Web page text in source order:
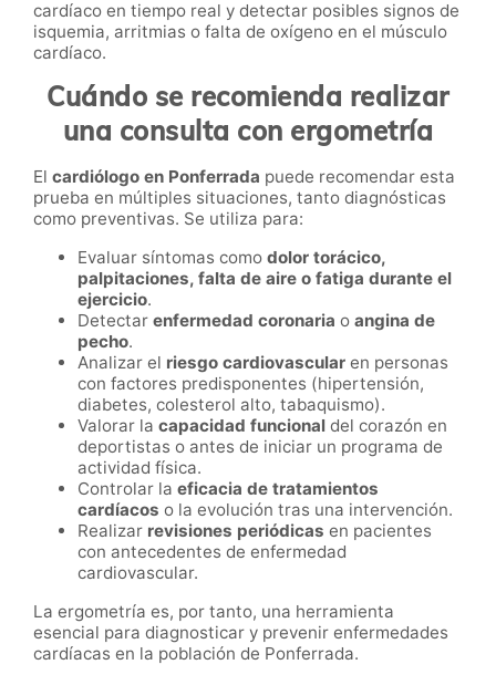
cardíaco en tiempo real y detectar posibles signos de
isquemia, arritmias o falta de oxígeno en el músculo
cardíaco.
Cuándo se recomienda realizar
una consulta con ergometría
El cardiólogo en Ponferrada puede recomendar esta
prueba en múltiples situaciones, tanto diagnósticas
como preventivas. Se utiliza para:
Evaluar síntomas como dolor torácico,
palpitaciones, falta de aire o fatiga durante el
ejercicio.
Detectar enfermedad coronaria o angina de
pecho.
Analizar el riesgo cardiovascular en personas
con factores predisponentes (hipertensión,
diabetes, colesterol alto, tabaquismo).
Valorar la capacidad funcional del corazón en
deportistas o antes de iniciar un programa de
actividad física.
Controlar la eficacia de tratamientos
cardíacos o la evolución tras una intervención.
Realizar revisiones periódicas en pacientes
con antecedentes de enfermedad
cardiovascular.
La ergometría es, por tanto, una herramienta
esencial para diagnosticar y prevenir enfermedades
cardíacas en la población de Ponferrada.